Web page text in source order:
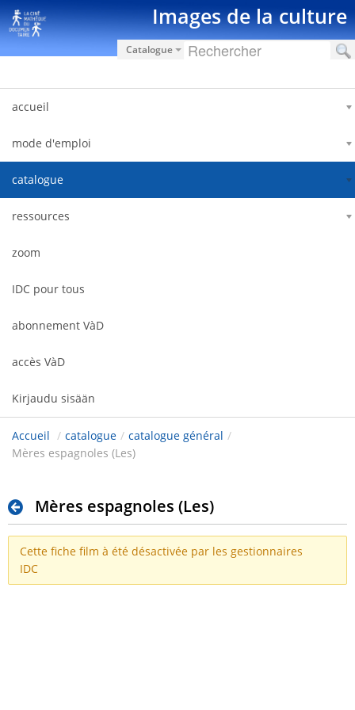
Hyppää sisältöön Images de la culture
Catalogue
accueil
mode d'emploi
catalogue
ressources
zoom
IDC pour tous
abonnement VàD
accès VàD
Kirjaudu sisään
Accueil / catalogue / catalogue général /
Mères espagnoles (Les)
Mères espagnoles (Les)
Cette fiche film à été désactivée par les gestionnaires
IDC